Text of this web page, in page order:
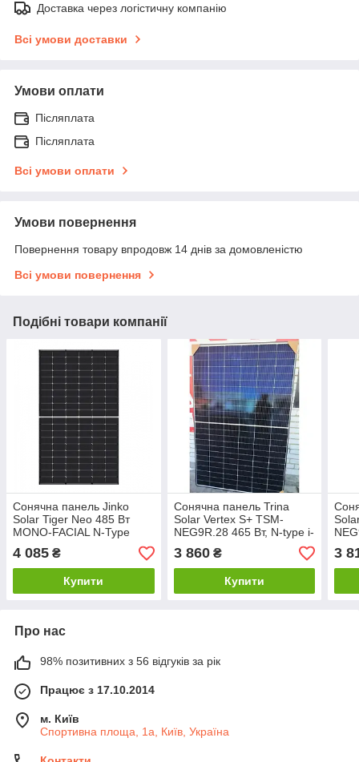
Доставка через логістичну компанію
Всі умови доставки
Умови оплати
Післяплата
Післяплата
Всі умови оплати
Умови повернення
Повернення товару впродовж 14 днів за домовленістю
Всі умови повернення
Подібні товари компанії
Сонячна панель Jinko
Solar Tiger Neo 485 Вт
MONO-FACIAL N-Type
TOPCon (60HL4-V)
4 085 ₴
Купити
Сонячна панель Trina
Solar Vertex S+ TSM-
NEG9R.28 465 Вт, N-type i-
TOPCon Ultra, Dual Glass,
Black Frame
3 860₴
Купити
3
Про нас
98% позитивних з 56 відгуків за рік
Працює з 17.10.2014
м. Київ
Спортивна площа, 1а, Київ, Україна